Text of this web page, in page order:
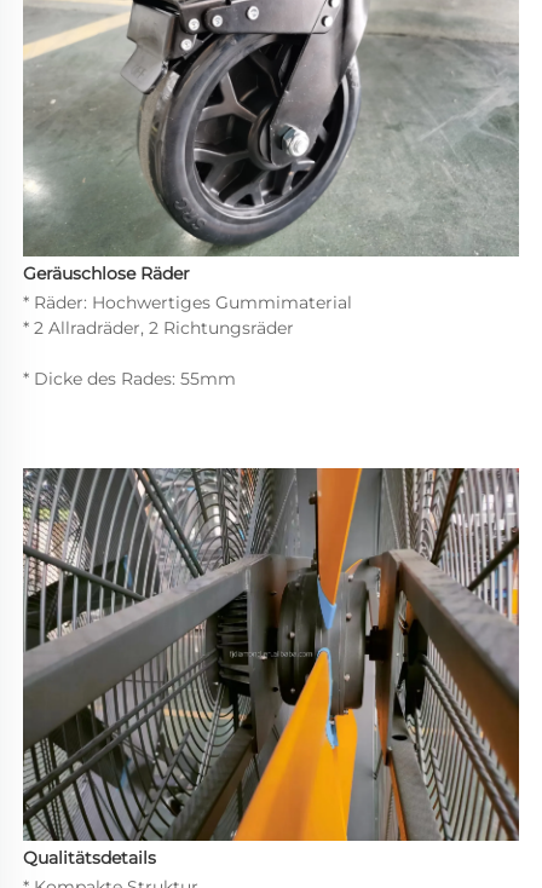
Geräuschlose Räder
* Räder: Hochwertiges Gummimaterial
* 2 Allradräder, 2 Richtungsräder
* Dicke des Rades: 55mm
Qualitätsdetails